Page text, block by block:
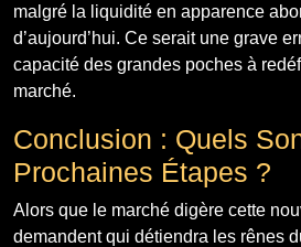
malgré la liquidité en apparence
d’aujourd’hui. Ce serait une grave
capacité des grandes poches à
marché.
Conclusion : Quels
Prochaines Étapes ?
Alors que le marché digère cette
demandent qui détiendra les rênes